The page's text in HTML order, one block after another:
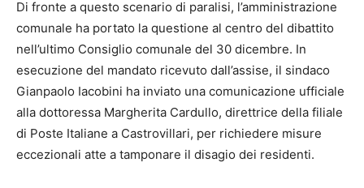
Di fronte a questo scenario di paralisi, l’amministrazione
comunale ha portato la questione al centro del dibattito
nell’ultimo Consiglio comunale del 30 dicembre. In
esecuzione del mandato ricevuto dall’assise, il sindaco
Gianpaolo Iacobini ha inviato una comunicazione ufficiale
alla dottoressa Margherita Cardullo, direttrice della filiale
di Poste Italiane a Castrovillari, per richiedere misure
eccezionali atte a tamponare il disagio dei residenti.